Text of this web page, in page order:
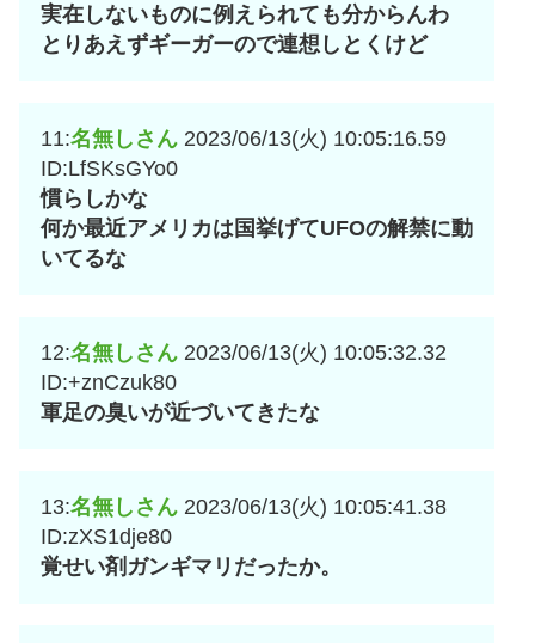
実在しないものに例えられても分からんわ
とりあえずギーガーので連想しとくけど
11:名無しさん 2023/06/13(火) 10:05:16.59
ID:LfSKsGYo0
慣らしかな
何か最近アメリカは国挙げてUFOの解禁に動
いてるな
12:名無しさん 2023/06/13(火) 10:05:32.32
ID:+znCzuk80
軍足の臭いが近づいてきたな
13:名無しさん 2023/06/13(火) 10:05:41.38
ID:zXS1dje80
覚せい剤ガンギマリだったか。